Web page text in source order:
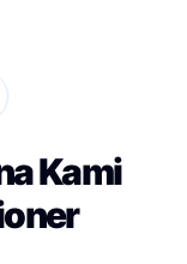
Kami